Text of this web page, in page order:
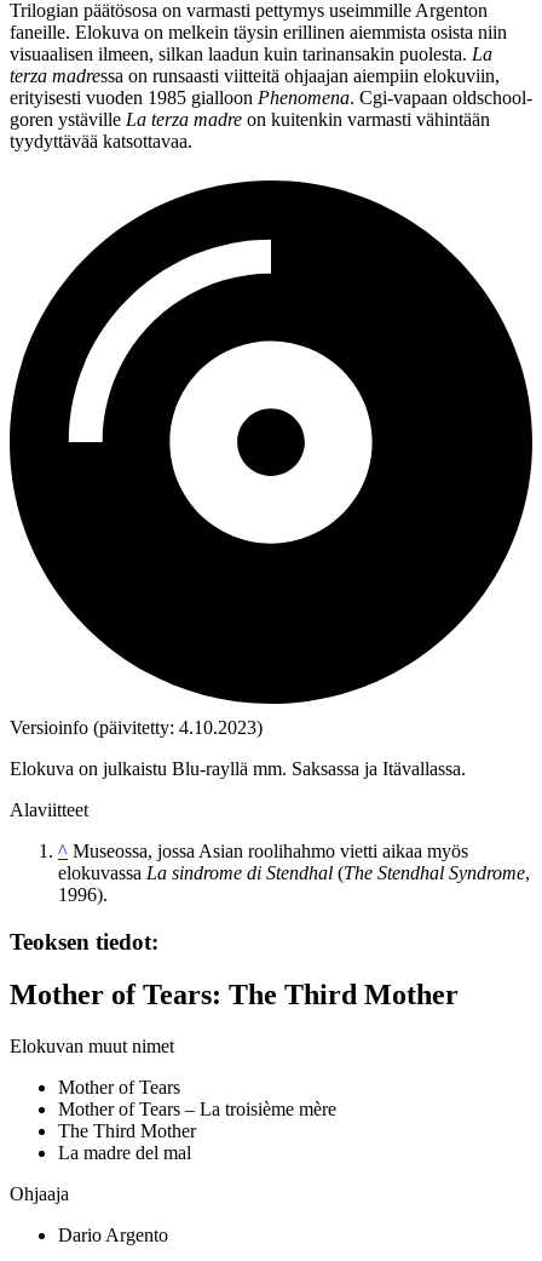
Trilogian päätösosa on varmasti pettymys useimmille Argenton
faneille. Elokuva on melkein täysin erillinen aiemmista osista niin
visuaalisen ilmeen, silkan laadun kuin tarinansakin puolesta. La
terza madressa on runsaasti viitteitä ohjaajan aiempiin elokuviin,
erityisesti vuoden 1985 gialloon Phenomena. Cgi‑vapaan oldschool-
goren ystäville La terza madre on kuitenkin varmasti vähintään
tyydyttävää katsottavaa.
Versioinfo (päivitetty: 4.10.2023)
Elokuva on julkaistu Blu‑rayllä mm. Saksassa ja Itävallassa.
Alaviitteet
^ Museossa, jossa Asian roolihahmo vietti aikaa myös
elokuvassa La sindrome di Stendhal (The Stendhal Syndrome,
1996).
Teoksen tiedot:
Mother of Tears: The Third Mother
Elokuvan muut nimet
Mother of Tears
Mother of Tears – La troisième mère
The Third Mother
La madre del mal
Ohjaaja
Dario Argento